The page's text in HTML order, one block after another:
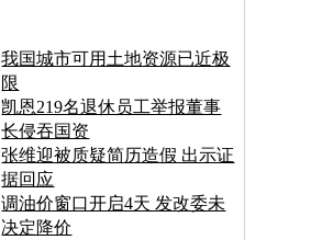
我国城市可用土地资源已近极
限
凯恩219名退休员工举报董事
长侵吞国资
张维迎被质疑简历造假 出示证
据回应
调油价窗口开启4天 发改委未
决定降价